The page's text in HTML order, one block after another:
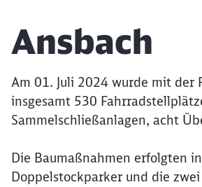
Artikel:
Ansbach
Am 01. Juli 2024 wurde mit der
insgesamt 530
Sammelschließanlagen, acht
Die Baumaßnahmen erfolgten
Doppelstockparker und die